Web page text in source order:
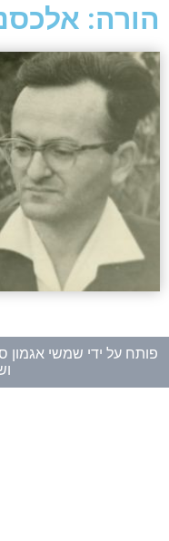
הורה:
פותח על ידי שמשי אגמון